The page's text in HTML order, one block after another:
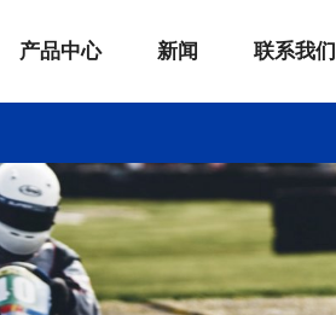
产品中心 新闻 联系我们